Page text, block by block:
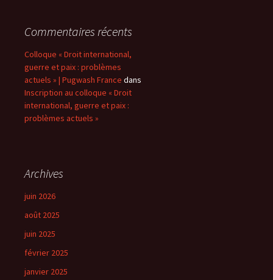
Commentaires récents
Colloque « Droit international,
guerre et paix : problèmes
actuels » | Pugwash France dans
Inscription au colloque « Droit
international, guerre et paix :
problèmes actuels »
Archives
juin 2026
août 2025
juin 2025
février 2025
janvier 2025